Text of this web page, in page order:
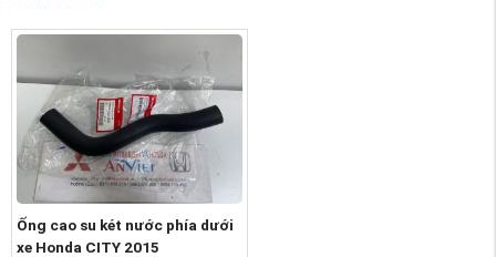
Ống cao su két nước phía dưới
xe Honda CITY 2015